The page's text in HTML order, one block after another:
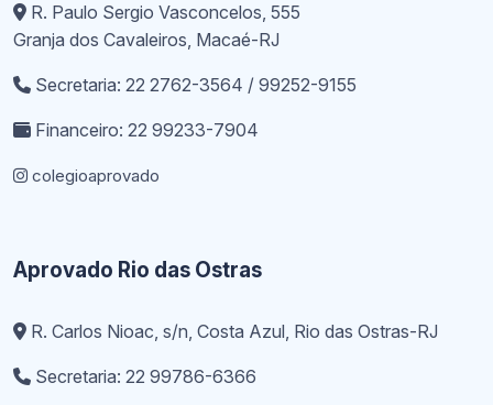
R. Paulo Sergio Vasconcelos, 555
Granja dos Cavaleiros, Macaé-RJ
Secretaria: 22 2762-3564 / 99252-9155
Financeiro: 22 99233-7904
colegioaprovado
Aprovado Rio das Ostras
R. Carlos Nioac, s/n, Costa Azul, Rio das Ostras-RJ
Secretaria: 22 99786-6366